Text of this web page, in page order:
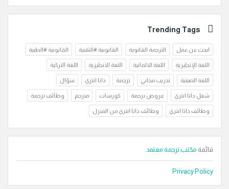
Trending Tags
ابحث عن عمل الترجمة القانوية القانونية #التقنية القانونية #الطبية
اللغة الإنجليزية اللغة الالمانية اللغة الانجليزية اللغة التركية
اللغة الصينية تدريب مجاني ترجمة داتا انتري سؤال
شغل داتا انتري عروض ترجمة كورسات مترجم وظائف ترجمة
وظائف داتا انتري وظائف داتا انتري من المنزل
قائمة مكتب ترجمة معتمد
Privacy Policy